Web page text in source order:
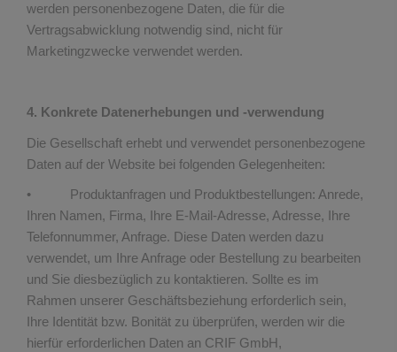
werden personenbezogene Daten, die für die
Vertragsabwicklung notwendig sind, nicht für
Marketingzwecke verwendet werden.
4. Konkrete Datenerhebungen und -verwendung
Die Gesellschaft erhebt und verwendet personenbezogene
Daten auf der Website bei folgenden Gelegenheiten:
• Produktanfragen und Produktbestellungen: Anrede,
Ihren Namen, Firma, Ihre E-Mail-Adresse, Adresse, Ihre
Telefonnummer, Anfrage. Diese Daten werden dazu
verwendet, um Ihre Anfrage oder Bestellung zu bearbeiten
und Sie diesbezüglich zu kontaktieren. Sollte es im
Rahmen unserer Geschäftsbeziehung erforderlich sein,
Ihre Identität bzw. Bonität zu überprüfen, werden wir die
hierfür erforderlichen Daten an CRIF GmbH,